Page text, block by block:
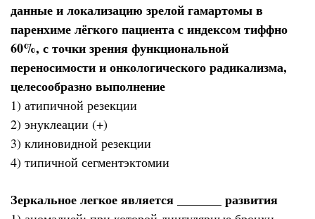
данные и локализацию зрелой гамартомы в
паренхиме лёгкого пациента с индексом тиффно
60%, с точки зрения функциональной
переносимости и онкологического радикализма,
целесообразно выполнение
1) атипичной резекции
2) энуклеации (+)
3) клиновидной резекции
4) типичной сегментэктомии
Зеркальное легкое является _______ развития